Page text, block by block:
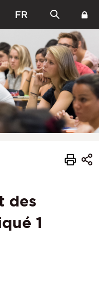
FR
des
1